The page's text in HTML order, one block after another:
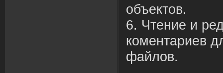
объектов.
6. Чтение и
коментариев
файлов.